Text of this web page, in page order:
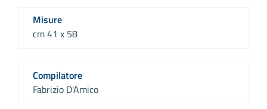
Misure
cm 41 x 58
Compilatore
Fabrizio D'Amico